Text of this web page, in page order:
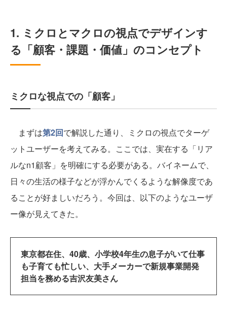
1. ミクロとマクロの視点でデザインす
る「顧客・課題・価値」のコンセプト
ミクロな視点での「顧客」
まずは第2回で解説した通り、ミクロの視点でターゲ
ットユーザーを考えてみる。ここでは、実在する「リア
ルなn1顧客」を明確にする必要がある。バイネームで、
日々の生活の様子などが浮かんでくるような解像度であ
ることが好ましいだろう。今回は、以下のようなユーザ
ー像が見えてきた。
東京都在住、40歳、小学校4年生の息子がいて仕事
も子育ても忙しい、大手メーカーで新規事業開発
担当を務める吉沢友美さん